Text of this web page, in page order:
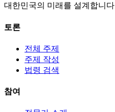
대한민국의 미래를 설계합니다
토론
전체 주제
주제 작성
법령 검색
참여